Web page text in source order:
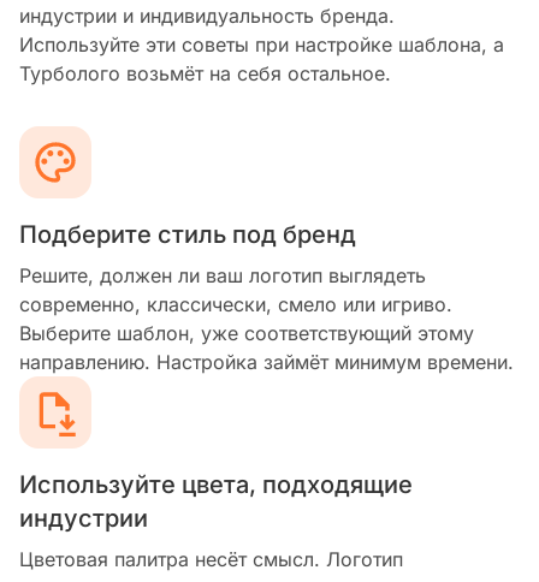
индустрии и индивидуальность бренда.
Используйте эти советы при настройке шаблона, а
Турболого возьмёт на себя остальное.
Подберите стиль под бренд
Решите, должен ли ваш логотип выглядеть
современно, классически, смело или игриво.
Выберите шаблон, уже соответствующий этому
направлению. Настройка займёт минимум времени.
Используйте цвета, подходящие
индустрии
Цветовая палитра несёт смысл. Логотип